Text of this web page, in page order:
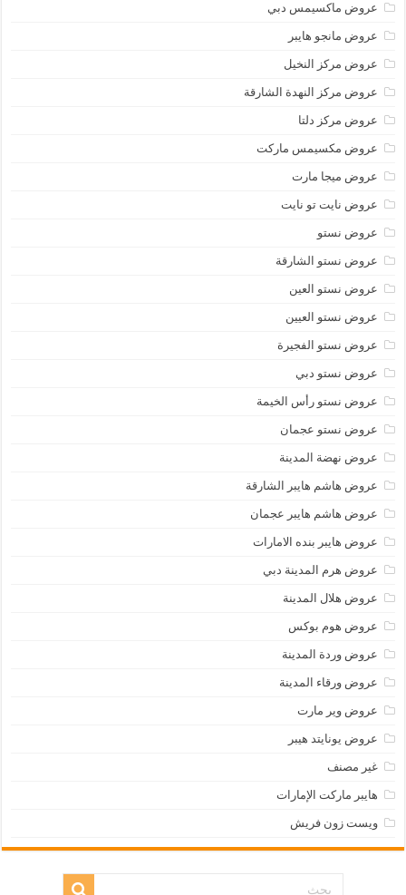
عروض ماكسيمس دبي
عروض مانجو هايبر
عروض مركز النخيل
عروض مركز النهدة الشارقة
عروض مركز دلتا
عروض مكسيمس ماركت
عروض ميجا مارت
عروض نايت تو نايت
عروض نستو
عروض نستو الشارقة
عروض نستو العين
عروض نستو العيين
عروض نستو الفجيرة
عروض نستو دبي
عروض نستو رأس الخيمة
عروض نستو عجمان
عروض نهضة المدينة
عروض هاشم هايبر الشارقة
عروض هاشم هايبر عجمان
عروض هايبر بنده الامارات
عروض هرم المدينة دبي
عروض هلال المدينة
عروض هوم بوكس
عروض وردة المدينة
عروض ورقاء المدينة
عروض وير مارت
عروض يونايتد هيبر
غير مصنف
هايبر ماركت الإمارات
ويست زون فريش